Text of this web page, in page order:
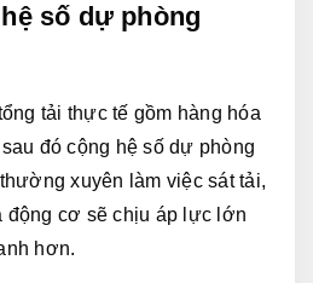
số dự phòng
tải thực tế gồm hàng hóa
đó cộng hệ số dự phòng
xuyên làm việc sát tải,
động cơ sẽ chịu áp lực lớn
hơn.